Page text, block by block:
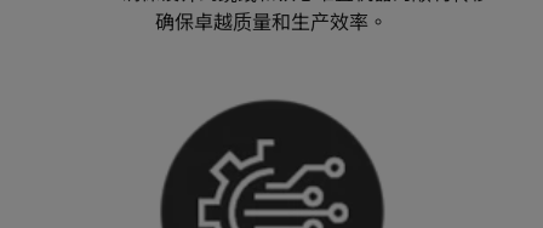
确保卓越质量和生产效率。